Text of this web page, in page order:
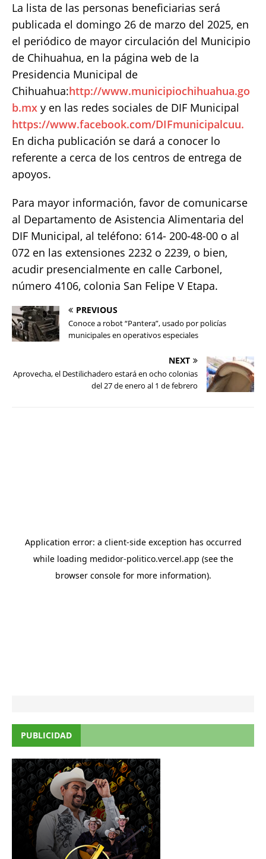
La lista de las personas beneficiarias será
publicada el domingo 26 de marzo del 2025, en
el periódico de mayor circulación del Municipio
de Chihuahua, en la página web de la
Presidencia Municipal de
Chihuahua:http://www.municipiochihuahua.go
b.mx y en las redes sociales de DIF Municipal
https://www.facebook.com/DIFmunicipalcuu.
En dicha publicación se dará a conocer lo
referente a cerca de los centros de entrega de
apoyos.
Para mayor información, favor de comunicarse
al Departamento de Asistencia Alimentaria del
DIF Municipal, al teléfono: 614- 200-48-00 o al
072 en las extensiones 2232 o 2239, o bien,
acudir presencialmente en calle Carbonel,
número 4106, colonia San Felipe V Etapa.
PREVIOUS
Conoce a robot “Pantera”, usado por policías
municipales en operativos especiales
NEXT
Aprovecha, el Destilichadero estará en ocho colonias
del 27 de enero al 1 de febrero
PUBLICIDAD